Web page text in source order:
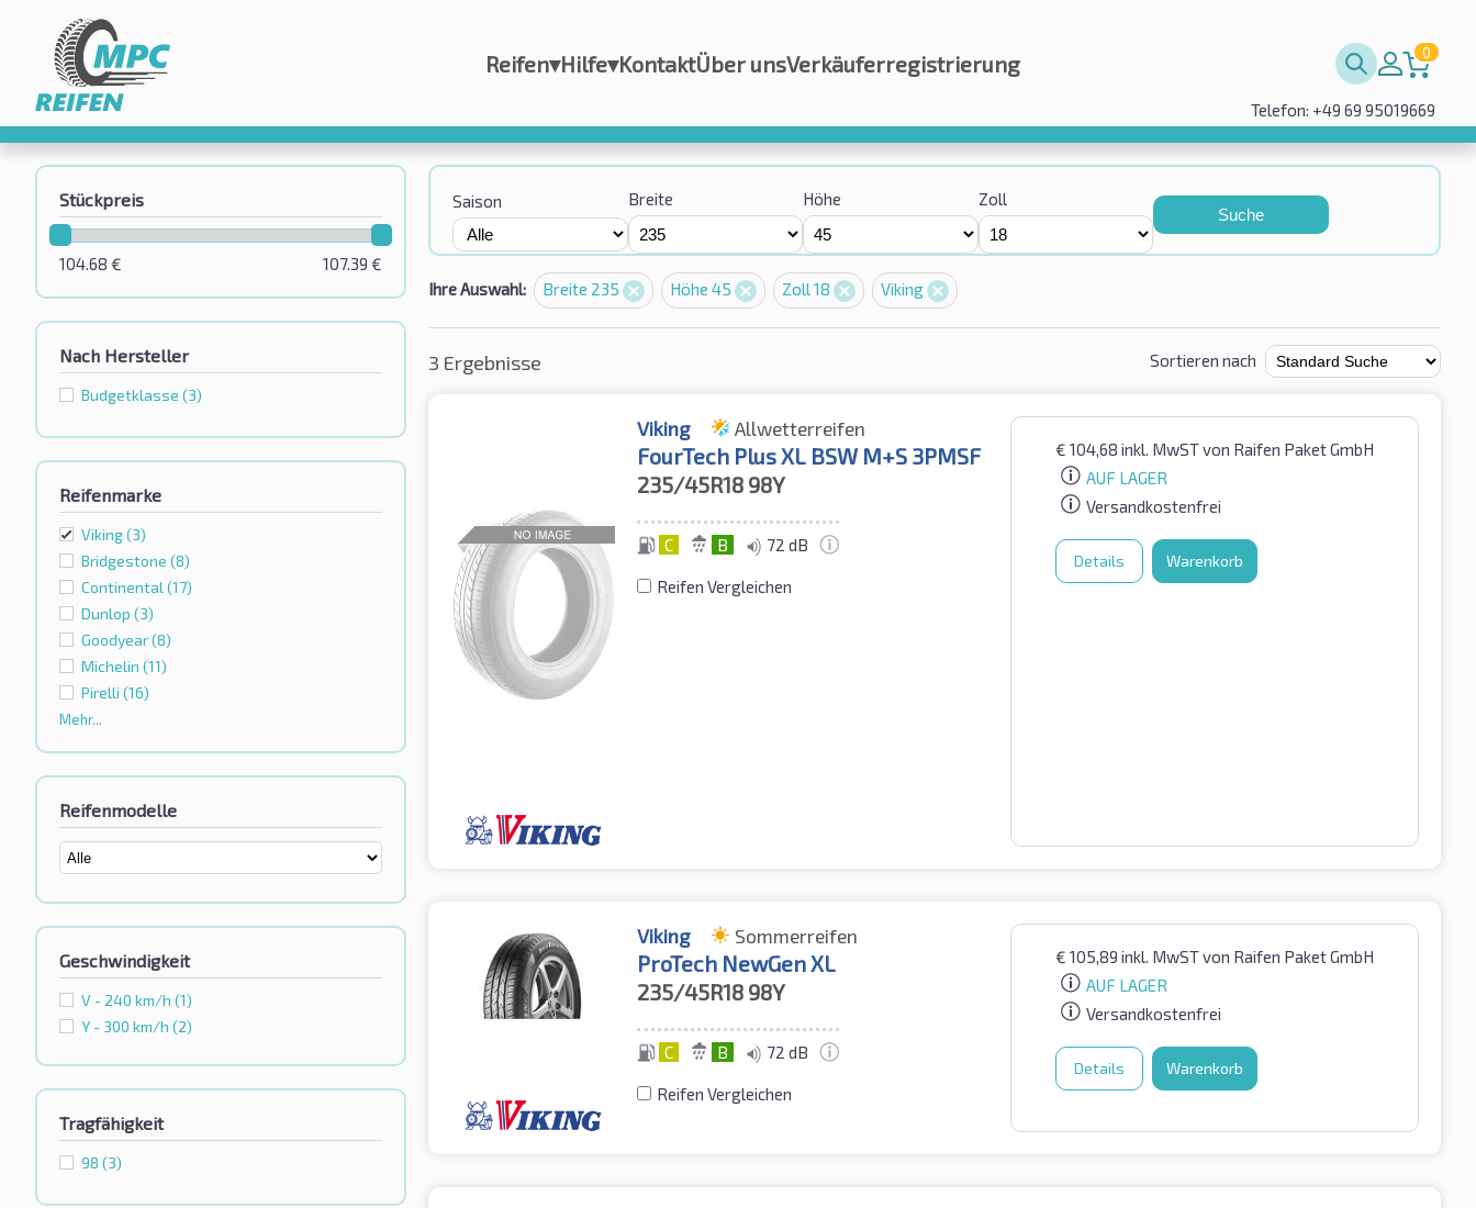
Reifen▾Hilfe▾KontaktÜber unsVerkäuferregistrierung 0
Telefon: +49 69 95019669
Stückpreis
107.39 €
104.68 €
Nach Hersteller
Budgetklassе (3)
Reifenmarke
Viking(3)
Bridgestone (8)
Continental (17)
Dunlop (3)
Goodyear(8)
Michelin (11)
Pirelli (16)
Mehr...
Reifenmodelle
Geschwindigkeit
V - 240 km/h (1)
Y - 300 km/h (2)
Tragfähigkeit
98 (3)
Saison Breite Höhe Zoll
Suche
Ihre Auswahl: Breite 235 Höhe 45 Zoll 18 Viking
3 Ergebnisse Sortieren nach
Viking Allwetterreifen
FourTech Plus XL BSW M+S 3PMSF
235/45R18 98Y
C B 72 dB
Reifen Vergleichen
€ 104,68 inkl. MwSTvon Raifen Paket GmbH
AUF LAGER
Versandkostenfrei
Details Warenkorb
Viking Sommerreifen
ProTech NewGen XL
235/45R18 98Y
C B 72 dB
Reifen Vergleichen
€ 105,89 inkl. MwSTvon Raifen Paket GmbH
AUF LAGER
Versandkostenfrei
Details Warenkorb